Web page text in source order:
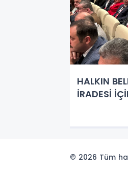
HALKIN
İRADESİ
© 2026 Tüm